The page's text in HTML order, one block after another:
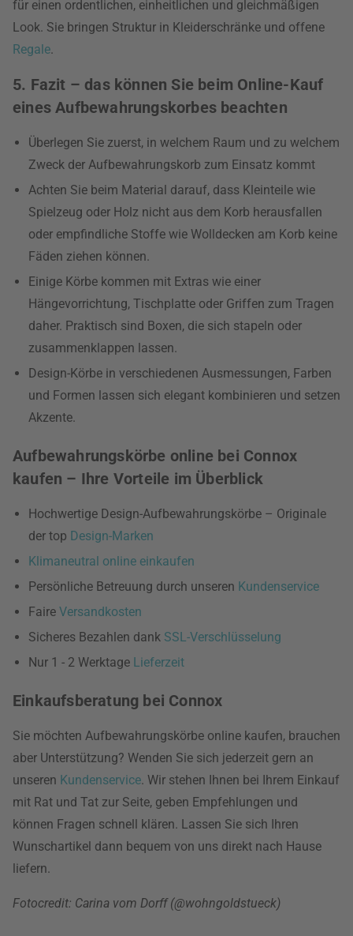
für einen ordentlichen, einheitlichen und gleichmäßigen
Look. Sie bringen Struktur in Kleiderschränke und offene
Regale.
5. Fazit – das können Sie beim Online-Kauf
eines Aufbewahrungskorbes beachten
Überlegen Sie zuerst, in welchem Raum und zu welchem
Zweck der Aufbewahrungskorb zum Einsatz kommt
Achten Sie beim Material darauf, dass Kleinteile wie
Spielzeug oder Holz nicht aus dem Korb herausfallen
oder empfindliche Stoffe wie Wolldecken am Korb keine
Fäden ziehen können.
Einige Körbe kommen mit Extras wie einer
Hängevorrichtung, Tischplatte oder Griffen zum Tragen
daher. Praktisch sind Boxen, die sich stapeln oder
zusammenklappen lassen.
Design-Körbe in verschiedenen Ausmessungen, Farben
und Formen lassen sich elegant kombinieren und setzen
Akzente.
Aufbewahrungskörbe online bei Connox
kaufen – Ihre Vorteile im Überblick
Hochwertige Design-Aufbewahrungskörbe – Originale
der top Design-Marken
Klimaneutral online einkaufen
Persönliche Betreuung durch unseren Kundenservice
Faire Versandkosten
Sicheres Bezahlen dank SSL-Verschlüsselung
Nur 1 - 2 Werktage Lieferzeit
Einkaufsberatung bei Connox
Sie möchten Aufbewahrungskörbe online kaufen, brauchen
aber Unterstützung? Wenden Sie sich jederzeit gern an
unseren Kundenservice. Wir stehen Ihnen bei Ihrem Einkauf
mit Rat und Tat zur Seite, geben Empfehlungen und
können Fragen schnell klären. Lassen Sie sich Ihren
Wunschartikel dann bequem von uns direkt nach Hause
liefern.
Fotocredit: Carina vom Dorff (@wohngoldstueck)